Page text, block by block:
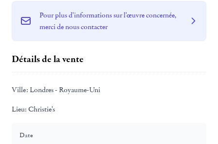
Pour plus d'informations sur l'œuvre concernée,
merci de nous contacter
Détails de la vente
Ville: Londres - Royaume-Uni
Lieu: Christie's
Date